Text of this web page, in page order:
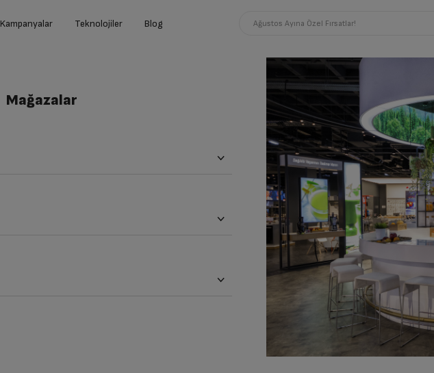
Kampanyalar Teknolojiler Blog Ağustos Ayına Özel Fırsatlar!
Mağazalar